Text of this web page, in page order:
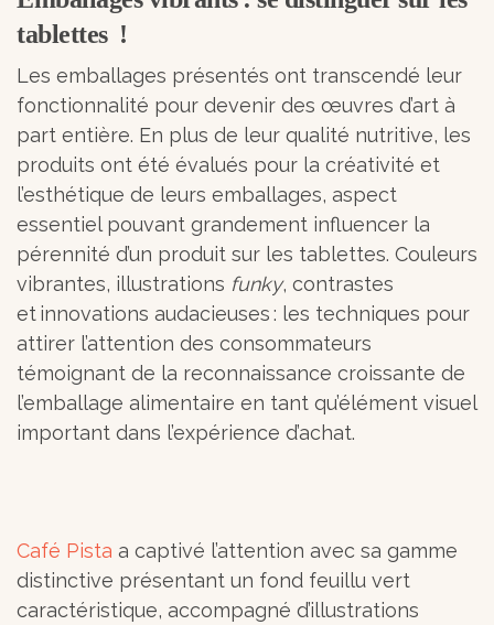
tablettes !
Les emballages présentés ont transcendé leur
fonctionnalité pour devenir des œuvres d’art à
part entière. En plus de leur qualité nutritive, les
produits ont été évalués pour la créativité et
l’esthétique de leurs emballages, aspect
essentiel pouvant grandement influencer la
pérennité d’un produit sur les tablettes. Couleurs
vibrantes, illustrations funky, contrastes
et innovations audacieuses : les techniques pour
attirer l’attention des consommateurs
témoignant de la reconnaissance croissante de
l’emballage alimentaire en tant qu’élément visuel
important dans l’expérience d’achat.
Café Pista a captivé l’attention avec sa gamme
distinctive présentant un fond feuillu vert
caractéristique, accompagné d’illustrations